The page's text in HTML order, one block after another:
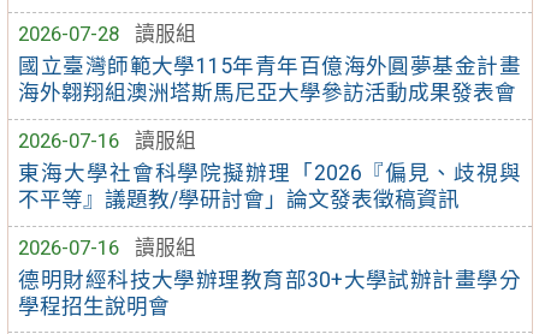
2026-07-28
讀服組
國立臺灣師範大學115年青年百億海外圓夢基金計畫
海外翱翔組澳洲塔斯馬尼亞大學參訪活動成果發表會
2026-07-16
讀服組
東海大學社會科學院擬辦理「2026『偏見、歧視與
不平等』議題教/學研討會」論文發表徵稿資訊
2026-07-16
讀服組
德明財經科技大學辦理教育部30+大學試辦計畫學分
學程招生說明會